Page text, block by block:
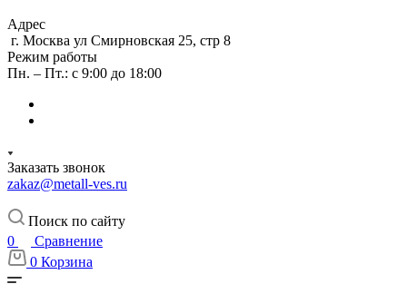
Адрес
г. Москва ул Смирновская 25, стр 8
Режим работы
Пн. – Пт.: с 9:00 до 18:00
Заказать звонок
zakaz@metall-ves.ru
Поиск по сайту
0
Сравнение
0 Корзина